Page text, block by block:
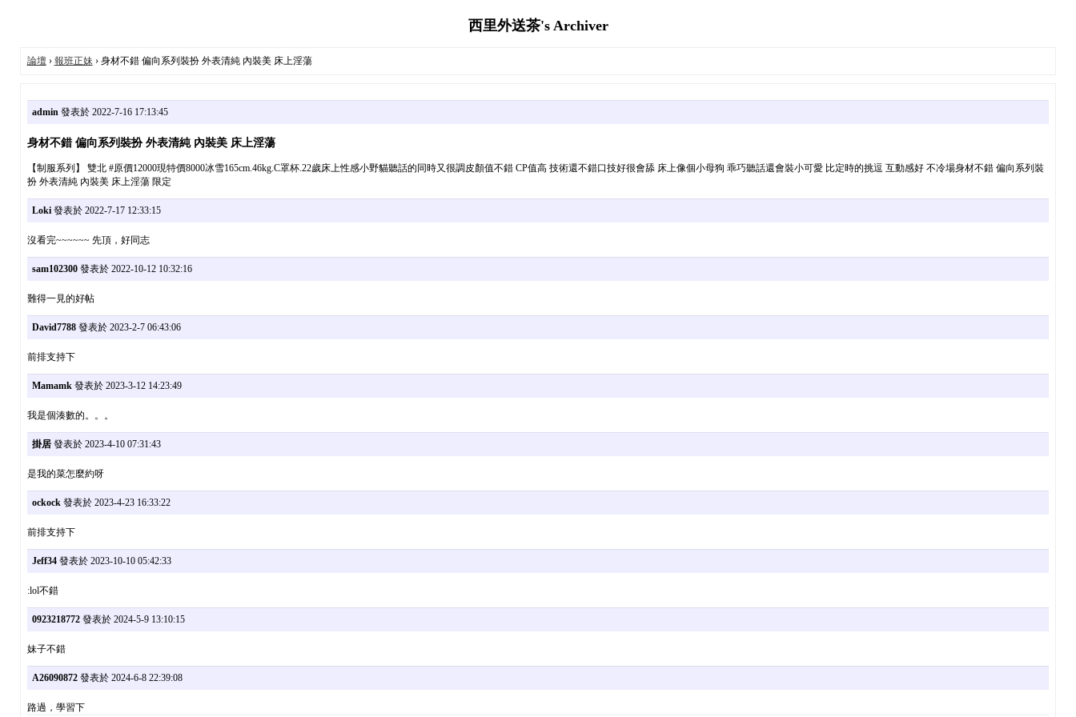
西里外送茶's Archiver
論壇› 報班正妹› 身材不錯 偏向系列裝扮 外表清純 內裝美 床上淫蕩
admin發表於 2022-7-16 17:13:45
身材不錯 偏向系列裝扮 外表清純 內裝美 床上淫蕩
【制服系列】 雙北 #原價12000現特價8000冰雪165cm.46kg.C罩杯.22歲床上性感小野貓聽話的同時又很調皮顏值不錯 CP值高 技術還不錯口技好很會舔 床上像個小母狗 乖巧聽話還會裝小可愛 比定時的挑逗 互動感好 不冷場身材不錯 偏向系列裝
扮 外表清純 內裝美 床上淫蕩 限定
Loki發表於 2022-7-17 12:33:15
沒看完~~~~~~ 先頂，好同志
sam102300發表於 2022-10-12 10:32:16
難得一見的好帖
David7788發表於 2023-2-7 06:43:06
前排支持下
Mamamk發表於 2023-3-12 14:23:49
我是個湊數的。。。
掛居發表於 2023-4-10 07:31:43
是我的菜怎麼約呀
ockock發表於 2023-4-23 16:33:22
前排支持下
Jeff34發表於 2023-10-10 05:42:33
:lol不錯
0923218772發表於 2024-5-9 13:10:15
妹子不錯
A26090872發表於 2024-6-8 22:39:08
路過，學習下